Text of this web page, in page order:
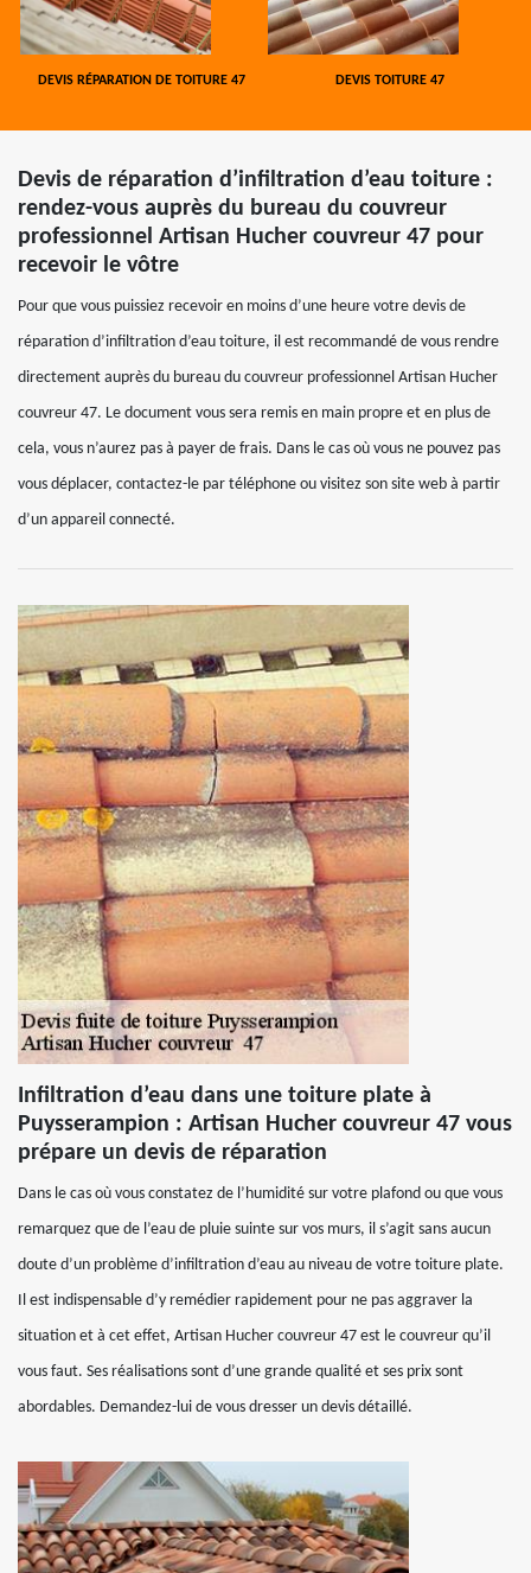
DEVIS RÉPARATION DE TOITURE 47 DEVIS TOITURE 47
Devis de réparation d’infiltration d’eau toiture :
rendez-vous auprès du bureau du couvreur
professionnel Artisan Hucher couvreur 47 pour
recevoir le vôtre
Pour que vous puissiez recevoir en moins d’une heure votre devis de
réparation d’infiltration d’eau toiture, il est recommandé de vous rendre
directement auprès du bureau du couvreur professionnel Artisan Hucher
couvreur 47. Le document vous sera remis en main propre et en plus de
cela, vous n’aurez pas à payer de frais. Dans le cas où vous ne pouvez pas
vous déplacer, contactez-le par téléphone ou visitez son site web à partir
d’un appareil connecté.
Infiltration d’eau dans une toiture plate à
Puysserampion : Artisan Hucher couvreur 47 vous
prépare un devis de réparation
Dans le cas où vous constatez de l’humidité sur votre plafond ou que vous
remarquez que de l’eau de pluie suinte sur vos murs, il s’agit sans aucun
doute d’un problème d’infiltration d’eau au niveau de votre toiture plate.
Il est indispensable d’y remédier rapidement pour ne pas aggraver la
situation et à cet effet, Artisan Hucher couvreur 47 est le couvreur qu’il
vous faut. Ses réalisations sont d’une grande qualité et ses prix sont
abordables. Demandez-lui de vous dresser un devis détaillé.